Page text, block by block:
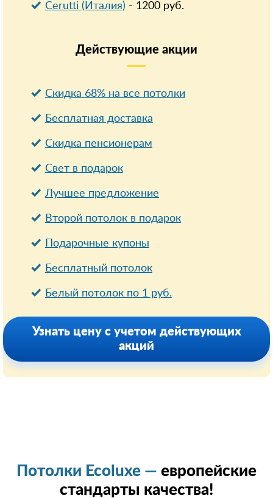
Cerutti (Италия) - 1200руб.
Действующие акции
Скидка 68% на все потолки
Бесплатная доставка
Cкидка пенсионерам
Свет в подарок
Лучшее предложение
Второй потолок в подарок
Подарочные купоны
Бесплатный потолок
Белый потолок по 1 руб.
Узнать цену с учетом действующих
акций
Потолки Ecoluxe — европейские
стандарты качества!